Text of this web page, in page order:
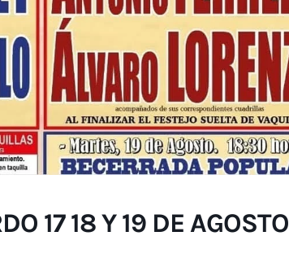
17 18 Y 19 DE AGOSTO